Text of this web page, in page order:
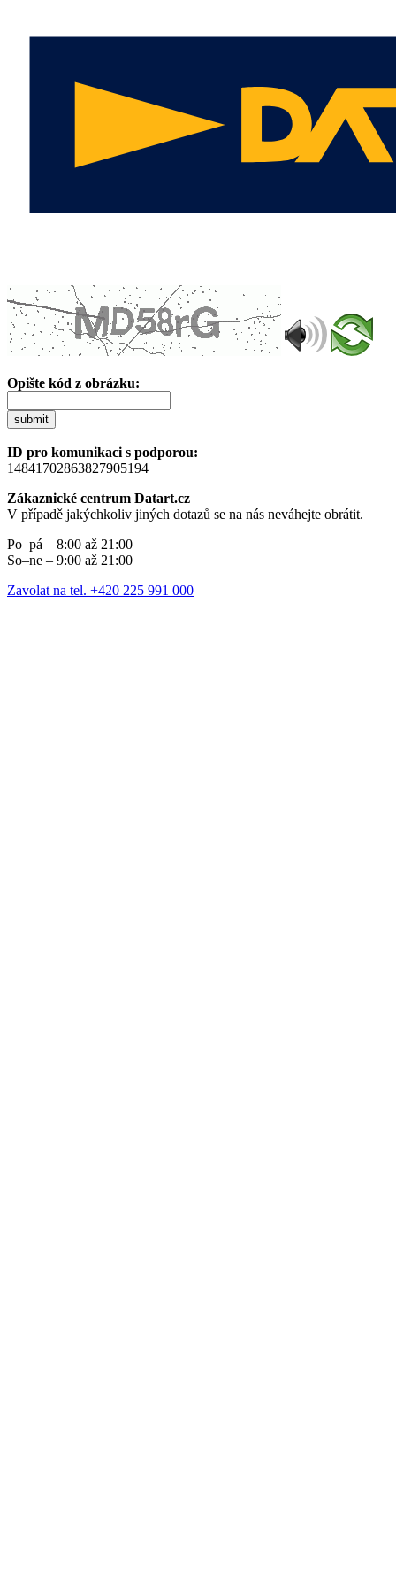
Opište kód z obrázku:
submit
ID pro komunikaci s podporou:
14841702863827905194
Zákaznické centrum Datart.cz
V případě jakýchkoliv jiných dotazů se na nás neváhejte obrátit.
Po–pá – 8:00 až 21:00
So–ne – 9:00 až 21:00
Zavolat na tel. +420 225 991 000